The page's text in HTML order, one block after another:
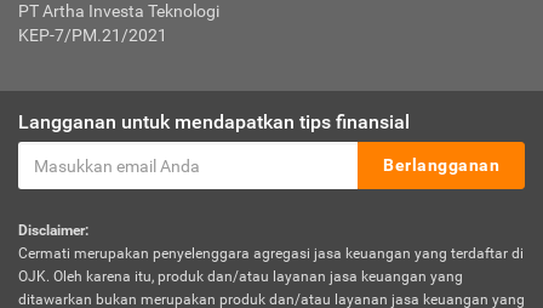
PT Artha Investa Teknologi
KEP-7/PM.21/2021
Langganan untuk mendapatkan tips finansial
Berlangganan
Disclaimer:
Cermati merupakan penyelenggara agregasi jasa keuangan yang terdaftar di
OJK. Oleh karena itu, produk dan/atau layanan jasa keuangan yang
ditawarkan bukan merupakan produk dan/atau layanan jasa keuangan yang